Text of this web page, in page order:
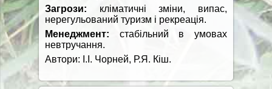
Загрози: кліматичні зміни, випас,
нерегульований туризм і рекреація.
Менеджмент: стабільний в умовах
невтручання.
Автори: І.І. Чорней, Р.Я. Кіш.